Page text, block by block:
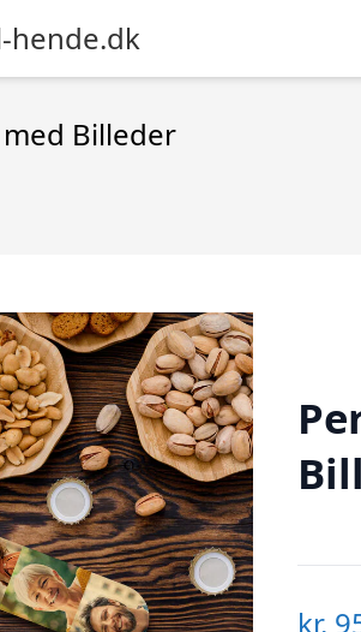
hende.dk
Billeder
kr.